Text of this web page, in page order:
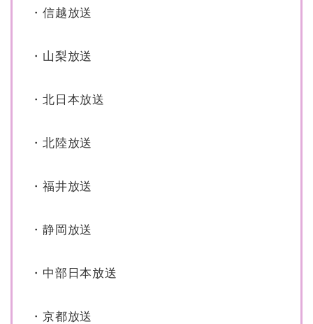
・信越放送
・山梨放送
・北日本放送
・北陸放送
・福井放送
・静岡放送
・中部日本放送
・京都放送